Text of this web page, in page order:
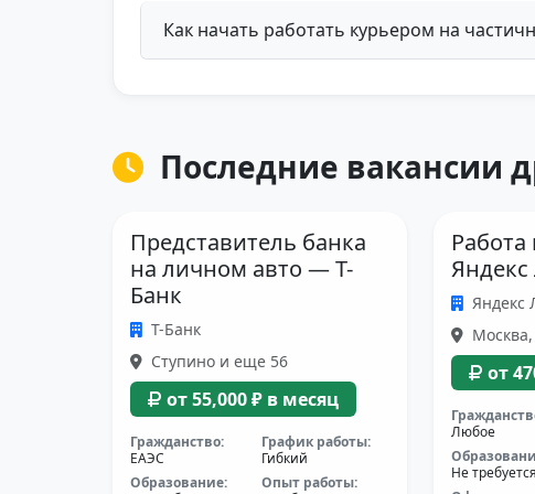
Как начать работать курьером на
Последние вакансии
Представитель банка
на личном авто — Т-
Банк
Т-Банк
Ступино и еще 56
от 55,000 ₽ в месяц
Гражданство:
ЕАЭС
График работы:
Гибкий
Образование:
Опыт работы:
Яндекс
Яндекс
от
Любое
Не требуется